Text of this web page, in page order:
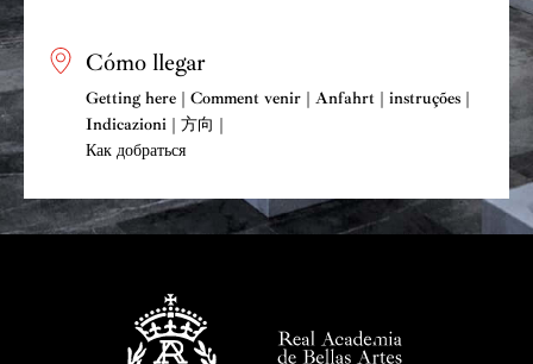
Cómo llegar
Getting here | Comment venir | Anfahrt | instruções |
Indicazioni | 方向 |
Как добраться